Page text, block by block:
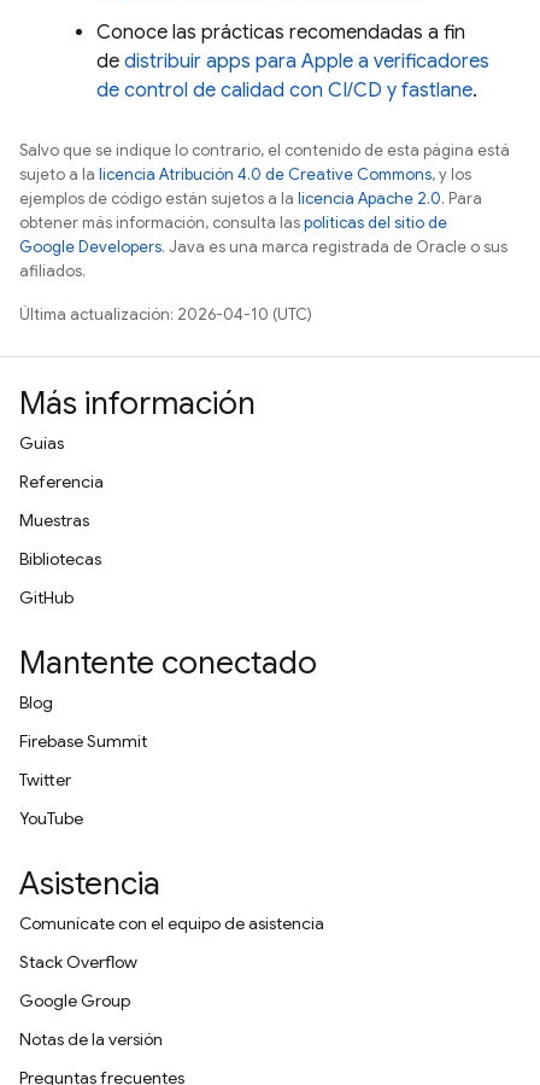
Conoce las prácticas recomendadas a fin
de distribuir apps para Apple a verificadores
de control de calidad con CI/CD y fastlane.
Salvo que se indique lo contrario, el contenido de esta página está
sujeto a la licencia Atribución 4.0 de Creative Commons, y los
ejemplos de código están sujetos a la licencia Apache 2.0. Para
obtener más información, consulta laspolíticas del sitio de
Google Developers. Java es una marca registrada de Oracle o sus
afiliados.
Última actualización: 2026-04-10 (UTC)
Más información
Guías
Referencia
Muestras
Bibliotecas
GitHub
Mantente conectado
Blog
Firebase Summit
Twitter
YouTube
Asistencia
Comunícate con el equipo de asistencia
Stack Overflow
Google Group
Notas de la versión
Preguntas frecuentes